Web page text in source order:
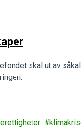
skal ut av